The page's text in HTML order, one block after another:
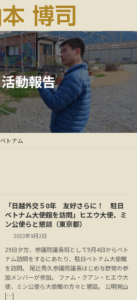
活動報告
ベトナム
「日越外交５0年 友好さらに！ 駐日
ベトナム大使館を訪問」ヒエウ大使、ミ
ン公使らと懇談（東京都）
2023年9月2日
29日夕方、参議院議長班として9月4日からベト
ナム訪問をするにあたり、駐日ベトナム大使館
を訪問。 尾辻秀久参議院議長はじめ与野党の参
加メンバーが参加。 ファム・クアン・ヒエウ大
使、ミン公使ら大使館の方々と懇談。 公明党山
[…]